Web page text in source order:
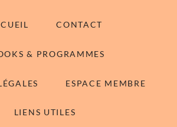
CONTACT
& PROGRAMMES
ESPACE MEMBRE
LIENS UTILES